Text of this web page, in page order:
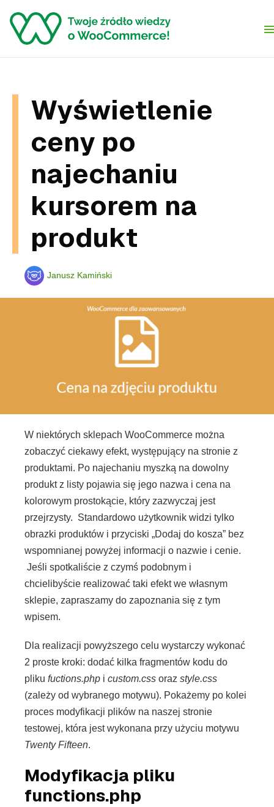
Wyświetlenie
ceny po
najechaniu
kursorem na
produkt
Janusz Kamiński
W niektórych sklepach WooCommerce można
zobaczyć ciekawy efekt, występujący na stronie z
produktami. Po najechaniu myszką na dowolny
produkt z listy pojawia się jego nazwa i cena na
kolorowym prostokącie, który zazwyczaj jest
przejrzysty. Standardowo użytkownik widzi tylko
obrazki produktów i przyciski „Dodaj do kosza” bez
wspomnianej powyżej informacji o nazwie i cenie.
Jeśli spotkaliście z czymś podobnym i
chcielibyście realizować taki efekt we własnym
sklepie, zapraszamy do zapoznania się z tym
wpisem.
Dla realizacji powyższego celu wystarczy wykonać
2 proste kroki: dodać kilka fragmentów kodu do
pliku fuctions.php i custom.css oraz style.css
(zależy od wybranego motywu). Pokażemy po kolei
proces modyfikacji plików na naszej stronie
testowej, która jest wykonana przy użyciu motywu
Twenty Fifteen.
Modyfikacja pliku
functions.php